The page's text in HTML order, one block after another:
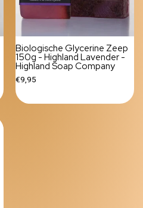
Biologische Glycerine Zeep
150g - Highland Lavender -
Highland Soap Company
€9,95